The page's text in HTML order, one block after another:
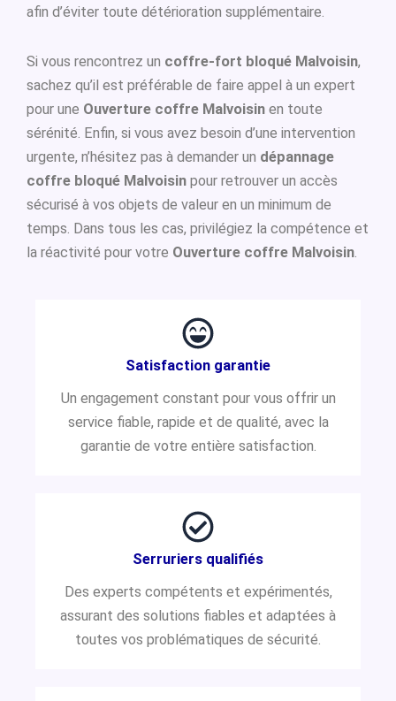
afin d’éviter toute détérioration supplémentaire.
Si vous rencontrez un coffre-fort bloqué Malvoisin,
sachez qu’il est préférable de faire appel à un expert
pour une Ouverture coffre Malvoisin en toute
sérénité. Enfin, si vous avez besoin d’une intervention
urgente, n’hésitez pas à demander un dépannage
coffre bloqué Malvoisin pour retrouver un accès
sécurisé à vos objets de valeur en un minimum de
temps. Dans tous les cas, privilégiez la compétence et
la réactivité pour votre Ouverture coffre Malvoisin.
Satisfaction garantie
Un engagement constant pour vous offrir un
service fiable, rapide et de qualité, avec la
garantie de votre entière satisfaction.
Serruriers qualifiés
Des experts compétents et expérimentés,
assurant des solutions fiables et adaptées à
toutes vos problématiques de sécurité.